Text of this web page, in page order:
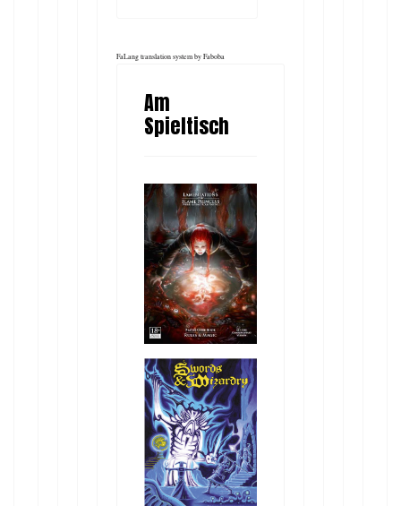
FaLang translation system by Faboba
Am
Spieltisch